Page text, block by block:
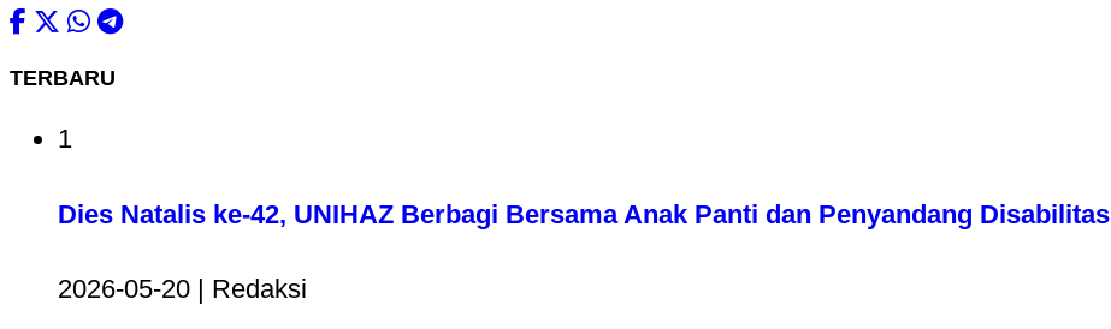
TERBARU
1
Dies Natalis ke-42, UNIHAZ Berbagi Bersama Anak Panti dan Penyandang Disabilitas
2026-05-20 | Redaksi